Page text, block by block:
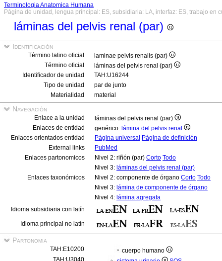
Terminologia Anatomica Humana
Página de unidad, lengua principal: ES, subsidiaria: LA, interfaz: ES, trabajo en
láminas del pelvis renal (par)
Identificación
Término latino oficial
laminae pelvis renalis (par)
Término oficial
láminas del pelvis renal (par)
Identificador de unidad
TAH:U16244
Tipo de unidad
par de junto
Materialidad
material
Navegación
Enlace a la unidad
láminas del pelvis renal (par)
Enlaces de entidad
genérico: lámina del pelvis renal
Enlaces orientados entidad
Página universal Página de definición
External links
PubMed
Enlaces partonomicos
Nivel 2: riñón (par) Corto Todo
Nivel 3: láminas del pelvis renal (par)
Enlaces taxonómicos
Nivel 2: componente de órgano Corto Todo
Nivel 3: lámina de componente de órgano
Nivel 4: lámina agregata
Idioma subsidiaria con latín
Idioma principal no latín
Partonomia
TAH:E10200
cuerpo humano
TAH:U3040